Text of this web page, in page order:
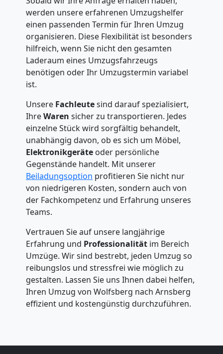
werden unsere erfahrenen Umzugshelfer
einen passenden Termin für Ihren Umzug
organisieren. Diese Flexibilität ist besonders
hilfreich, wenn Sie nicht den gesamten
Laderaum eines Umzugsfahrzeugs
benötigen oder Ihr Umzugstermin variabel
ist.
Unsere Fachleutesind darauf spezialisiert,
IhreWaren sicher zu transportieren. Jedes
einzelne Stück wird sorgfältig behandelt,
unabhängig davon, ob es sich um Möbel,
Elektronikgeräte oder persönliche
Gegenstände handelt. Mit unserer
Beiladungsoption profitieren Sie nicht nur
von niedrigeren Kosten, sondern auch von
der Fachkompetenz und Erfahrung unseres
Teams.
Vertrauen Sie auf unsere langjährige
Erfahrung und Professionalität im Bereich
Umzüge. Wir sind bestrebt, jeden Umzug so
reibungslos und stressfrei wie möglich zu
gestalten. Lassen Sie uns Ihnen dabei helfen,
Ihren Umzug von Wolfsberg nach Arnsberg
effizient und kostengünstig durchzuführen.